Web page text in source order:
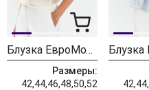
Блузка ЕвроМода 754 золотисто-бежевый
Размеры:
42,44,46,48,50,52